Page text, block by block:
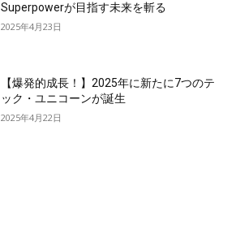
Superpowerが目指す未来を斬る
2025年4月23日
【爆発的成長！】2025年に新たに7つのテ
ック・ユニコーンが誕生
2025年4月22日